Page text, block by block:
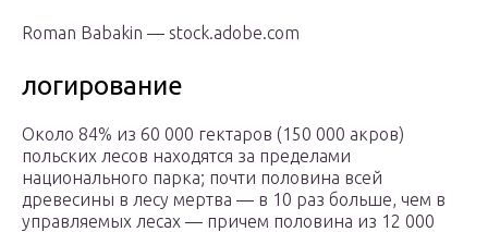
Roman Babakin — stock.adobe.com
логирование
Около 84% из 60 000 гектаров (150 000 акров)
польских лесов находятся за пределами
национального парка; почти половина всей
древесины в лесу мертва — в 10 раз больше, чем в
управляемых лесах — причем половина из 12 000